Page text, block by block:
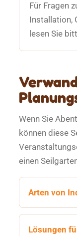
Für Fragen
Installation,
lesen Sie
Wenn Sie
können diese
einen
Arten von
Lösungen